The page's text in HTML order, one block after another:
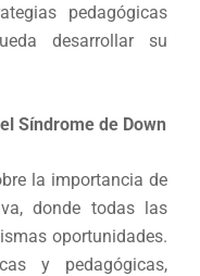
pedagógicas
desarrollar su
Síndrome de Down
la importancia de
donde todas las
oportunidades.
y pedagógicas,